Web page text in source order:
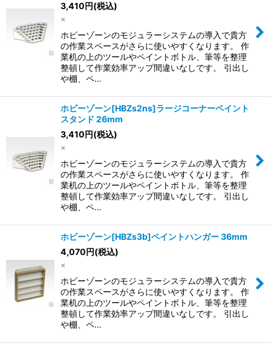
3,410円(税込)
×
ホビーゾーンのモジュラーシステムの導入で貴方
の作業スペースがさらに使いやすくなります。 作
業机の上のツールやペイントボトル、筆等を整理
整頓して作業効率アップ間違いなしです。 引出し
や棚、ペ…
ホビーゾーン[HBZs2ns]ラージコーナーペイント
スタンド 26mm
3,410円(税込)
×
ホビーゾーンのモジュラーシステムの導入で貴方
の作業スペースがさらに使いやすくなります。 作
業机の上のツールやペイントボトル、筆等を整理
整頓して作業効率アップ間違いなしです。 引出し
や棚、ペ…
ホビーゾーン[HBZs3b]ペイントハンガー 36mm
4,070円(税込)
×
ホビーゾーンのモジュラーシステムの導入で貴方
の作業スペースがさらに使いやすくなります。 作
業机の上のツールやペイントボトル、筆等を整理
整頓して作業効率アップ間違いなしです。 引出し
や棚、ペ…